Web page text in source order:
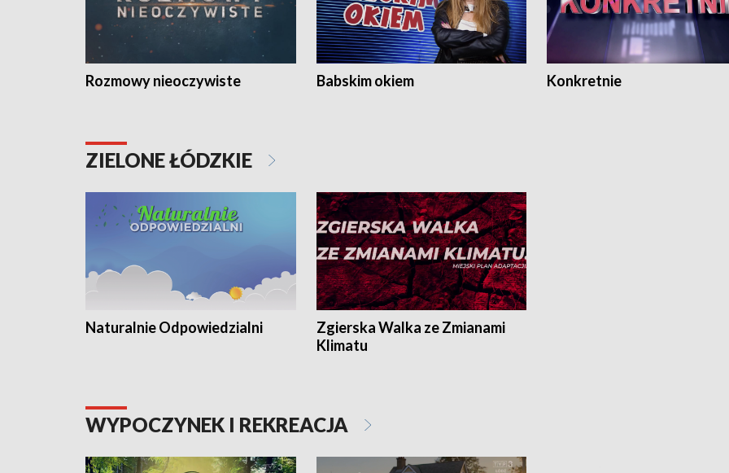
Rozmowy nieoczywiste Babskim okiem Konkretnie
ZIELONE ŁÓDZKIE
Naturalnie Odpowiedzialni
Zgierska Walka ze Zmianami
Klimatu
WYPOCZYNEK I REKREACJA